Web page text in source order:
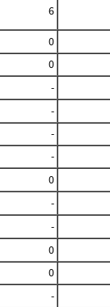
6
0
0
-
-
-
-
0
-
-
0
0
-